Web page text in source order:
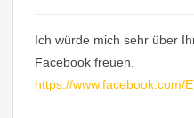
Ich würde mich sehr über
Facebook freuen.
https://www.facebook.com/